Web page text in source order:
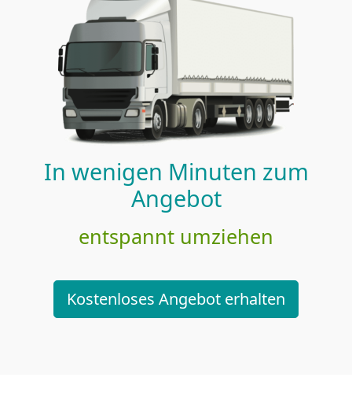
In wenigen Minuten zum
Angebot
entspannt umziehen
Kostenloses Angebot erhalten